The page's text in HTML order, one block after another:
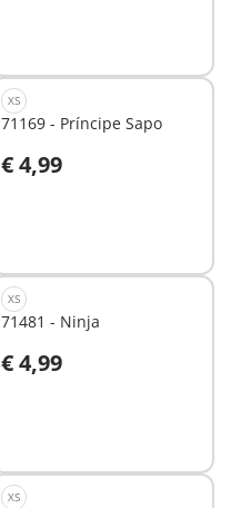
XS
71169 - Príncipe Sapo
€ 4,99
XS
71481 - Ninja
€ 4,99
XS